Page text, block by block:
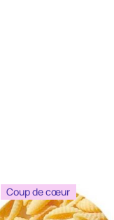
Coup de cœur